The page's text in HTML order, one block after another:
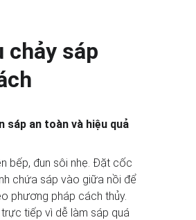
chảy sáp
sáp an toàn và hiệu quả
bếp, đun sôi nhẹ. Đặt cốc
chứa sáp vào giữa nồi để
phương pháp cách thủy.
trực tiếp vì dễ làm sáp quá